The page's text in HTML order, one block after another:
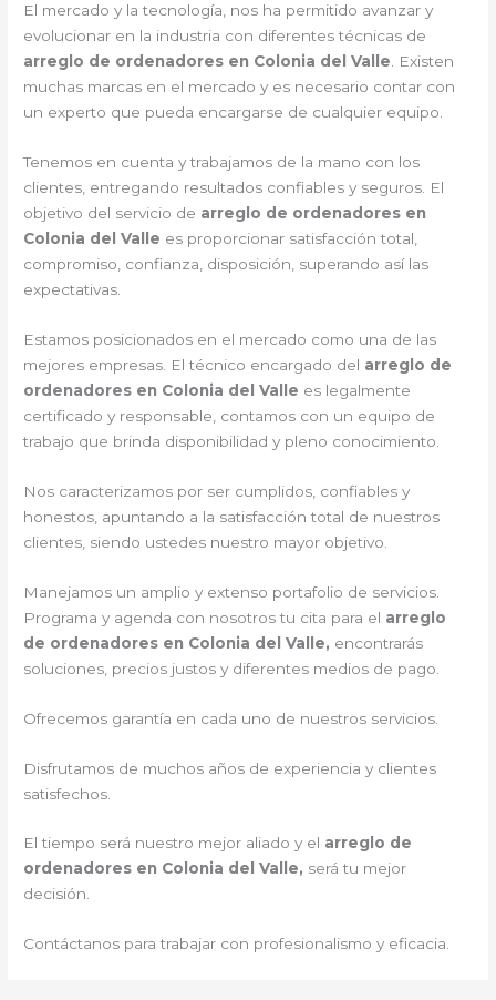
El mercado y la tecnología, nos ha permitido avanzar y
evolucionar en la industria con diferentes técnicas de
arreglo de ordenadores en Colonia del Valle. Existen
muchas marcas en el mercado y es necesario contar con
un experto que pueda encargarse de cualquier equipo.
Tenemos en cuenta y trabajamos de la mano con los
clientes, entregando resultados confiables y seguros. El
objetivo del servicio de arreglo de ordenadores en
Colonia del Valle es proporcionar satisfacción total,
compromiso, confianza, disposición, superando así las
expectativas.
Estamos posicionados en el mercado como una de las
mejores empresas. El técnico encargado del arreglo de
ordenadores en Colonia del Valle es legalmente
certificado y responsable, contamos con un equipo de
trabajo que brinda disponibilidad y pleno conocimiento.
Nos caracterizamos por ser cumplidos, confiables y
honestos, apuntando a la satisfacción total de nuestros
clientes, siendo ustedes nuestro mayor objetivo.
Manejamos un amplio y extenso portafolio de servicios.
Programa y agenda con nosotros tu cita para el arreglo
de ordenadores en Colonia del Valle, encontrarás
soluciones, precios justos y diferentes medios de pago.
Ofrecemos garantía en cada uno de nuestros servicios.
Disfrutamos de muchos años de experiencia y clientes
satisfechos.
El tiempo será nuestro mejor aliado y el arreglo de
ordenadores en Colonia del Valle, será tu mejor
decisión.
Contáctanos para trabajar con profesionalismo y eficacia.